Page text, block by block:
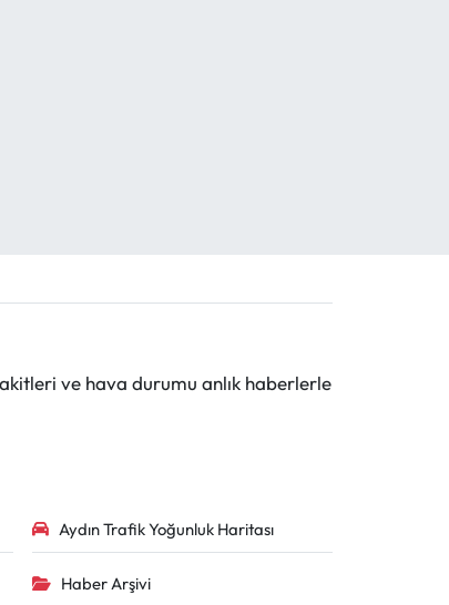
ve hava durumu anlık haberlerle
Aydın Trafik Yoğunluk Haritası
Haber Arşivi